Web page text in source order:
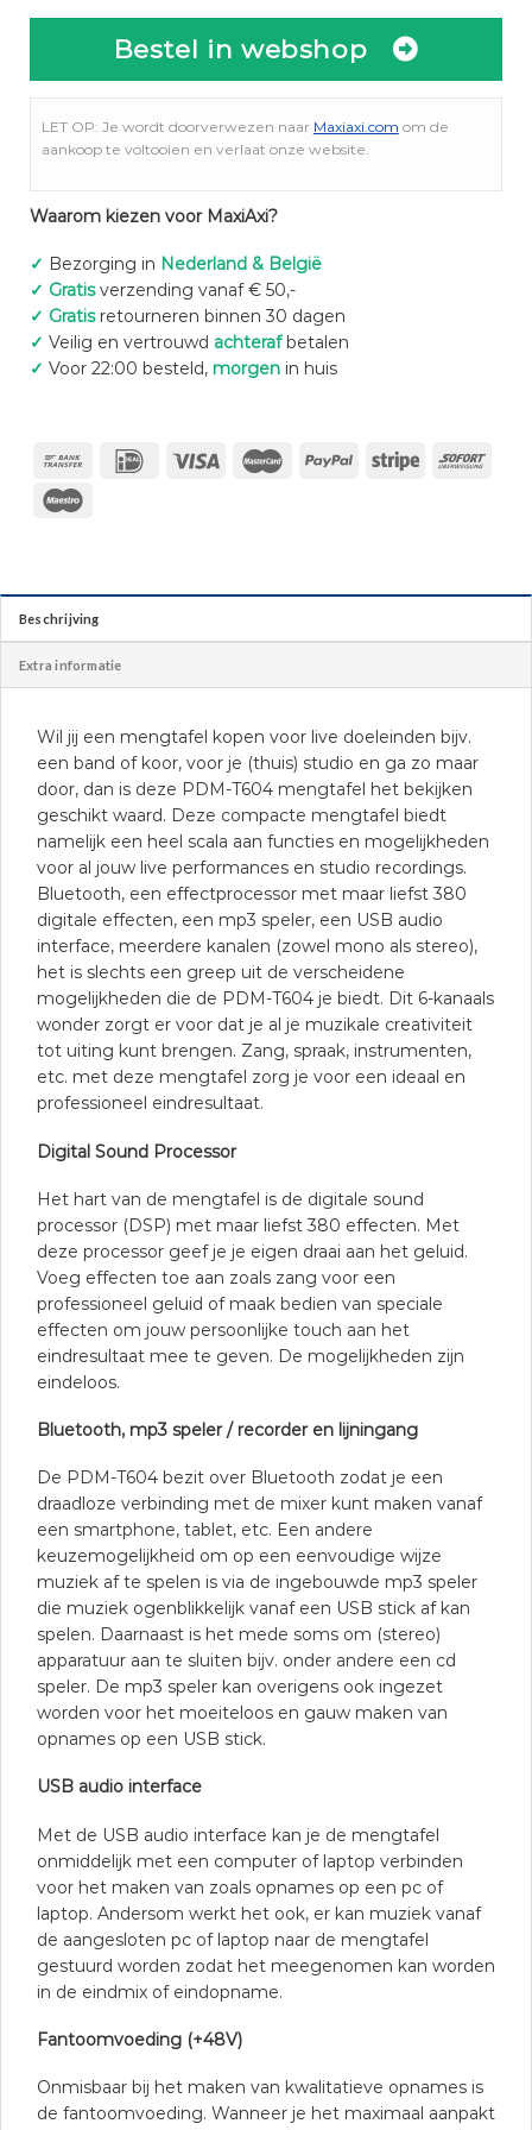
Bestel in webshop
LET OP: Je wordt doorverwezen naar Maxiaxi.com om de
aankoop te voltooien en verlaat onze website.
Waarom kiezen voor MaxiAxi?
✓ Bezorging in Nederland & België
✓ Gratisverzending vanaf € 50,-
✓ Gratisretourneren binnen 30 dagen
✓ Veilig en vertrouwd achterafbetalen
✓ Voor 22:00 besteld, morgenin huis
Beschrijving
Extra informatie
Wil jij een mengtafel kopen voor live doeleinden bijv.
een band of koor, voor je (thuis) studio en ga zo maar
door, dan is deze PDM-T604 mengtafel het bekijken
geschikt waard. Deze compacte mengtafel biedt
namelijk een heel scala aan functies en mogelijkheden
voor al jouw live performances en studio recordings.
Bluetooth, een effectprocessor met maar liefst 380
digitale effecten, een mp3 speler, een USB audio
interface, meerdere kanalen (zowel mono als stereo),
het is slechts een greep uit de verscheidene
mogelijkheden die de PDM-T604 je biedt. Dit 6-kanaals
wonder zorgt er voor dat je al je muzikale creativiteit
tot uiting kunt brengen. Zang, spraak, instrumenten,
etc. met deze mengtafel zorg je voor een ideaal en
professioneel eindresultaat.
Digital Sound Processor
Het hart van de mengtafel is de digitale sound
processor (DSP) met maar liefst 380 effecten. Met
deze processor geef je je eigen draai aan het geluid.
Voeg effecten toe aan zoals zang voor een
professioneel geluid of maak bedien van speciale
effecten om jouw persoonlijke touch aan het
eindresultaat mee te geven. De mogelijkheden zijn
eindeloos.
Bluetooth, mp3 speler / recorder en lijningang
De PDM-T604 bezit over Bluetooth zodat je een
draadloze verbinding met de mixer kunt maken vanaf
een smartphone, tablet, etc. Een andere
keuzemogelijkheid om op een eenvoudige wijze
muziek af te spelen is via de ingebouwde mp3 speler
die muziek ogenblikkelijk vanaf een USB stick af kan
spelen. Daarnaast is het mede soms om (stereo)
apparatuur aan te sluiten bijv. onder andere een cd
speler. De mp3 speler kan overigens ook ingezet
worden voor het moeiteloos en gauw maken van
opnames op een USB stick.
USB audio interface
Met de USB audio interface kan je de mengtafel
onmiddelijk met een computer of laptop verbinden
voor het maken van zoals opnames op een pc of
laptop. Andersom werkt het ook, er kan muziek vanaf
de aangesloten pc of laptop naar de mengtafel
gestuurd worden zodat het meegenomen kan worden
in de eindmix of eindopname.
Fantoomvoeding (+48V)
Onmisbaar bij het maken van kwalitatieve opnames is
de fantoomvoeding. Wanneer je het maximaal aanpakt